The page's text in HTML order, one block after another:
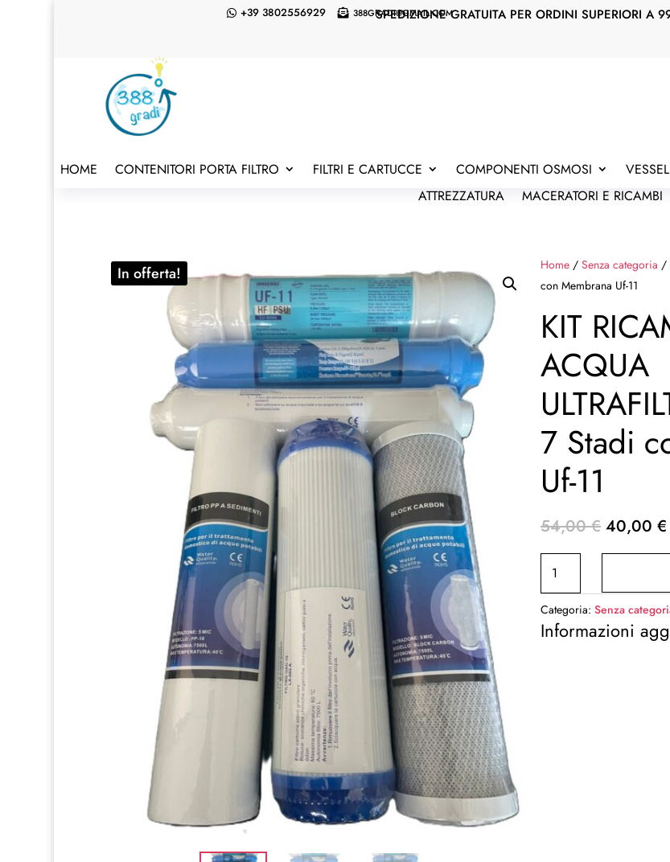
SPEDIZIONE GRATUITA PER ORDINI SUPERIORI A
 +39 3802556929  388GRADI@GMAIL.COM
HOME CONTENITORI PORTA FILTRO FILTRI E CARTUCCE COMPONENTI OSMOSI
ATTREZZATURA
MACERATORI E RICAMBI
In offerta! Home / Senza categoria /
con Membrana Uf-11
KIT
ACQUA
7 Stadi
Uf-11
54,00€ Il
era:
54,00 €.
40,00 €
KIT
RICAMBIO
6
FILTRI
Categoria: Senza
Informazioni